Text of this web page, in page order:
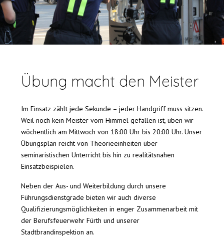
Übung macht den Meister
Im Einsatz zählt jede Sekunde – jeder Handgriff muss sitzen.
Weil noch kein Meister vom Himmel gefallen ist, üben wir
wöchentlich am Mittwoch von 18:00 Uhr bis 20:00 Uhr. Unser
Übungsplan reicht von Theorieeinheiten über
seminaristischen Unterricht bis hin zu realitätsnahen
Einsatzbeispielen.
Neben der Aus- und Weiterbildung durch unsere
Führungsdienstgrade bieten wir auch diverse
Qualifizierungsmöglichkeiten in enger Zusammenarbeit mit
der Berufsfeuerwehr Fürth und unserer
Stadtbrandinspektion an.